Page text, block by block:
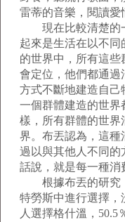
雷蒂的音樂，閱讀愛
現在比較清楚的
起來是生活在以不
的世界中，所有這
會定位，他們都通過
方式不斷地建造自己
一個群體建造的世界
樣，所有群體的世界
界。布丟認為，這種
過以與其他人不同的
話說，就是每一種消
根據布丟的研究
特勞斯中進行選擇，
人選擇格什溫，50.5